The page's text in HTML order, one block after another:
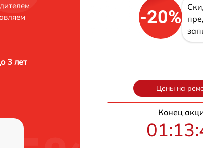
3 лет
-20%
Цены на
Конец